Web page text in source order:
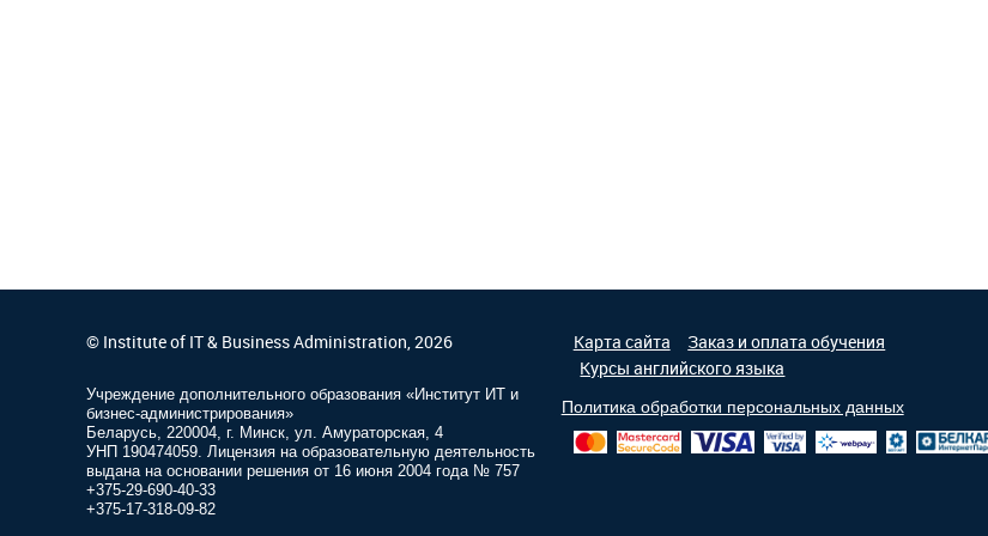
© Institute of IT & Business Administration, 2026 Карта сайта
Заказ и оплата обучения
Курсы английского языка
Учреждение дополнительного образования «Институт ИТ и
бизнес-администрирования»
Беларусь, 220004, г. Минск, ул. Амураторская, 4
УНП 190474059. Лицензия на образовательную деятельность
выдана на основании решения от 16 июня 2004 года № 757
+375-29-690-40-33
+375-17-318-09-82
Политика обработки персональных данных